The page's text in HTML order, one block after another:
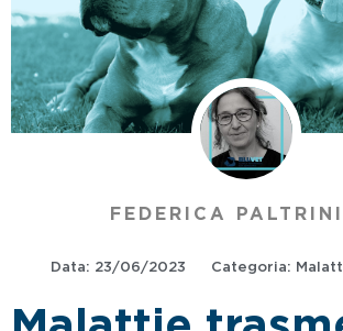
FEDERICA
Data: 23/06/2023 Categoria: